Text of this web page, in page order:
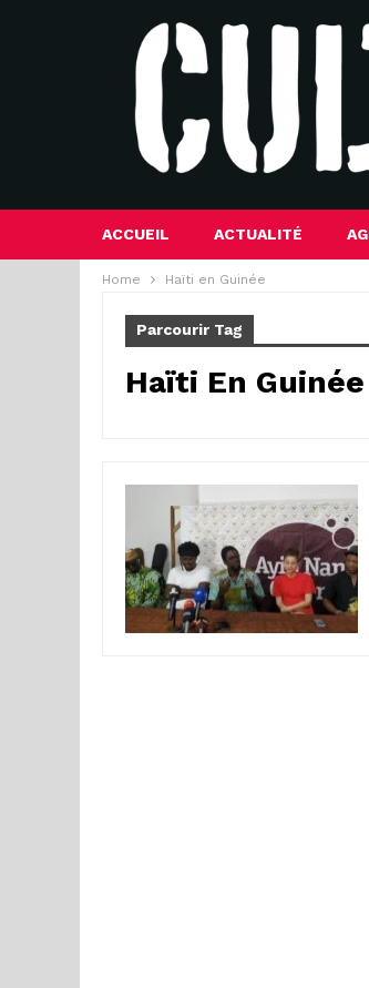
ACCUEIL ACTUALITÉ
Home Haïti en Guinée
Parcourir Tag
Haïti En Guinée